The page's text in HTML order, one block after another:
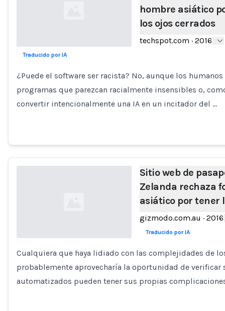
hombre asiático
los ojos cerrados
techspot.com · 2016
Traducido por IA
¿Puede el software ser racista? No, aunque los
programas que parezcan racialmente insensibles o,
convertir intencionalmente una IA en un incitador del …
Loading...
Sitio web de
Zelanda rechaza
asiático por tener
gizmodo.com.au · 2016
Traducido por IA
Cualquiera que haya lidiado con las complejidades de
probablemente aprovecharía la oportunidad de verificar
automatizados pueden tener sus propias